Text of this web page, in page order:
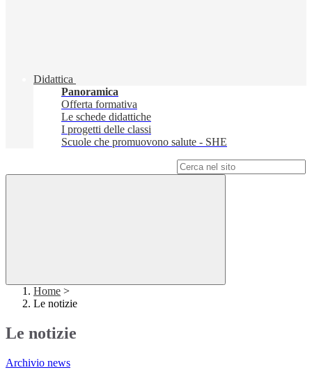
Didattica
Panoramica
Offerta formativa
Le schede didattiche
I progetti delle classi
Scuole che promuovono salute - SHE
Home >
Le notizie
Le notizie
Archivio news